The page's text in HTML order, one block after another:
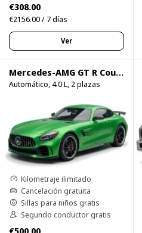
€308.00
€2156.00 / 7 días
Ver
Mercedes-AMG GT R Coupe
Automático, 4.0 L, 2 plazas
Kilometraje ilimitado
Cancelación gratuita
Sillas para niños gratis
Segundo conductor gratis